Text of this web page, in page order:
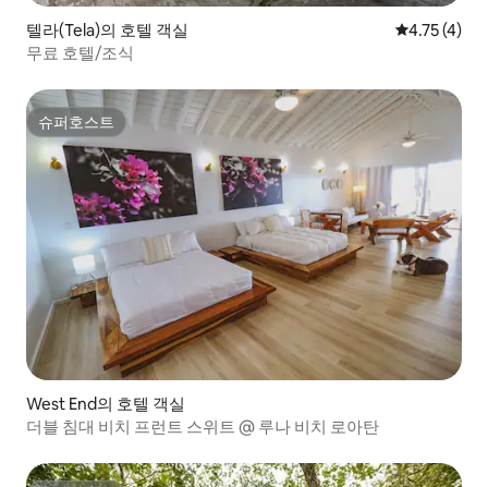
텔라(Tela)의 호텔 객실 평점 4.75점
4.75 (4)
무료 호텔/조식
슈퍼호스트
슈퍼호스트
West End의 호텔 객실
더블 침대 비치 프런트 스위트 @ 루나 비치 로아탄